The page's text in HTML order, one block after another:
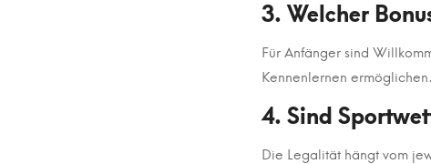
3. Welcher
Für Anfänger sind
Kennenlernen ermöglichen.
4. Sind
Die Legalität hängt vom